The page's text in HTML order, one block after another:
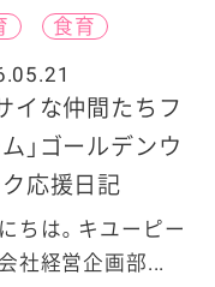
食育
イな仲間たちフ
」ゴールデンウ
応援日記
ちは。キユーピー
社経営企画部...